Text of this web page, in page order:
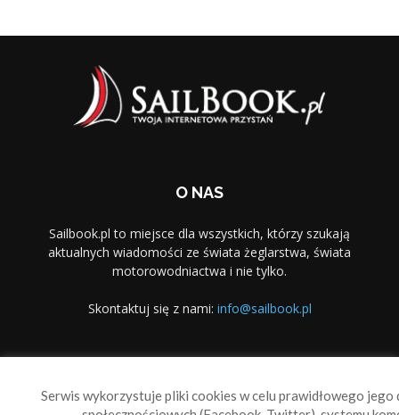
O NAS
Sailbook.pl to miejsce dla wszystkich, którzy szukają
aktualnych wiadomości ze świata żeglarstwa, świata
motorowodniactwa i nie tylko.
Skontaktuj się z nami: info@sailbook.pl
Serwis wykorzystuje pliki cookies w celu prawidłowego